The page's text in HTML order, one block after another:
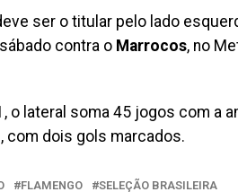
ser o titular pelo lado
contra o Marrocos, no
o lateral soma 45 jogos com a
com dois gols marcados.
FLAMENGO SELEÇÃO BRASILEIRA